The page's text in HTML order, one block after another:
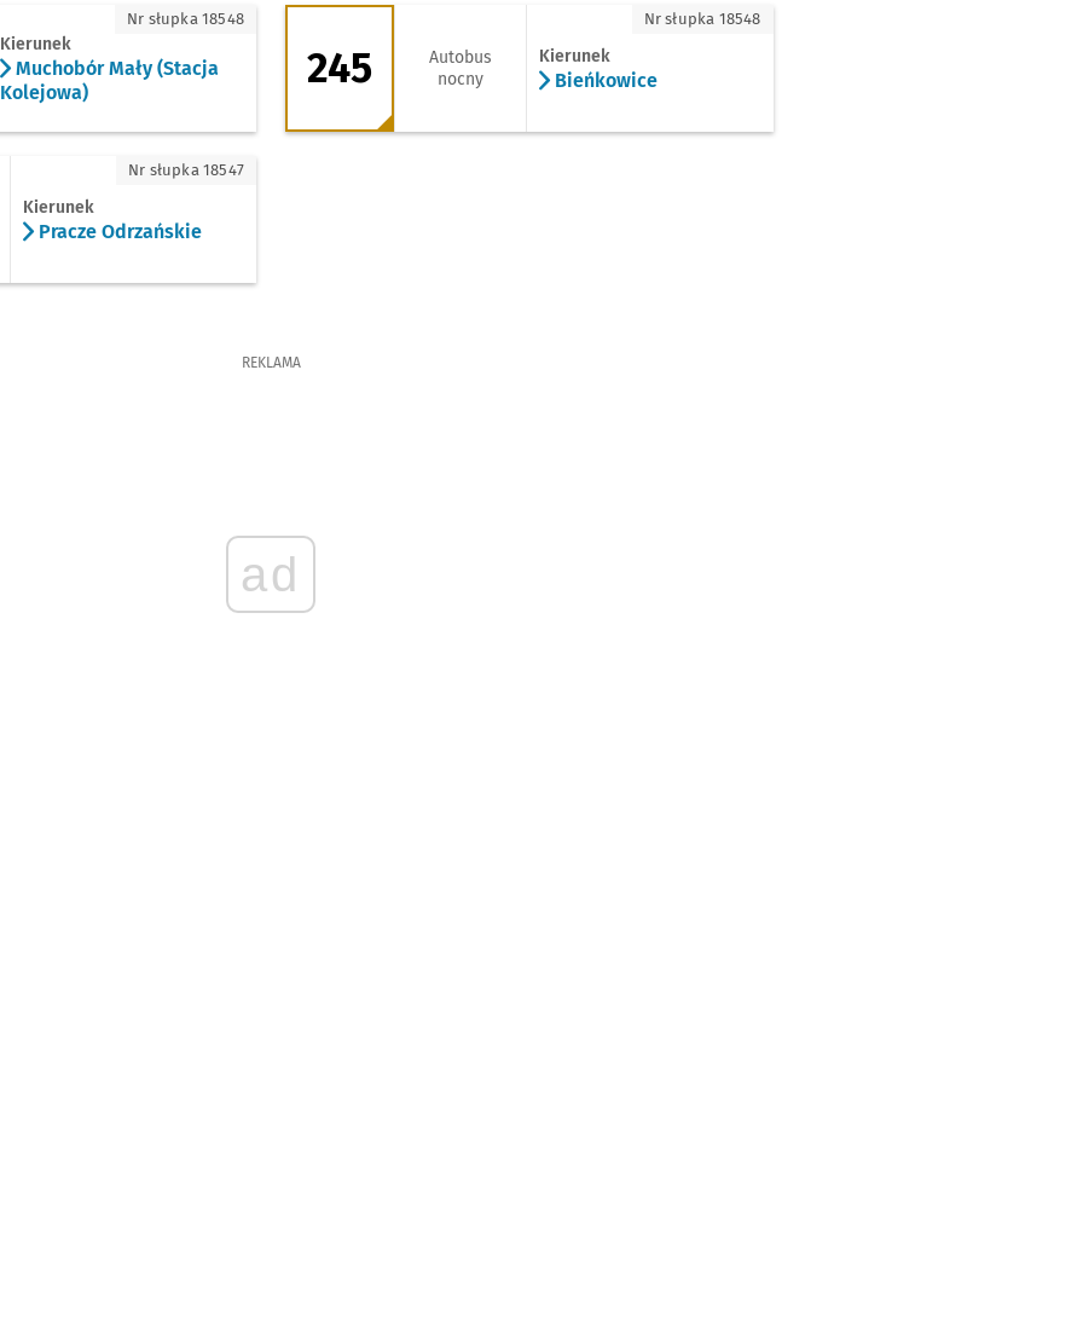
Mały (Stacja Kolejowa)
Kierunek
Muchobór Mały (Stacja
Kolejowa)
Nr słupka 18548 245 - kierunek Bieńkowice
245
Autobus
nocny
Kierunek
Bieńkowice
Nr słupka 18548
Odrzańskie
Kierunek
Pracze Odrzańskie
Nr słupka 18547
REKLAMA
ad